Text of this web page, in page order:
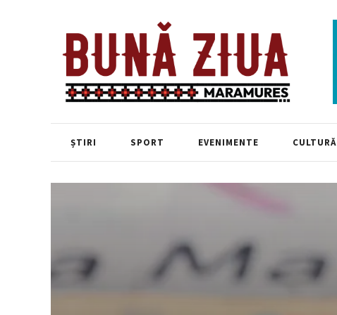
ȘTIRI SPORT EVENIMENTE CULTURĂ